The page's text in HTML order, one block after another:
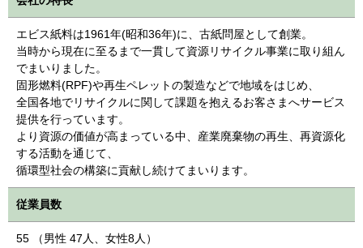
エビス紙料は1961年(昭和36年)に、古紙問屋として創業。
当時から現在に至るまで一貫して資源リサイクル事業に取り組ん
でまいりました。
固形燃料(RPF)や再生ペレットの製造などで地域をはじめ、
全国各地でリサイクルに関して課題を抱えるお客さまへサービス
提供を行っています。
より資源の価値が高まっている中、産業廃棄物の再生、再資源化
する活動を通じて、
循環型社会の構築に貢献し続けてまいります。
従業員数
55 （男性 47人、女性8人）